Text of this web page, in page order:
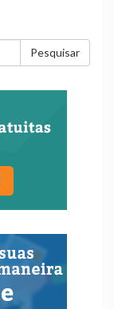
Pesquisar